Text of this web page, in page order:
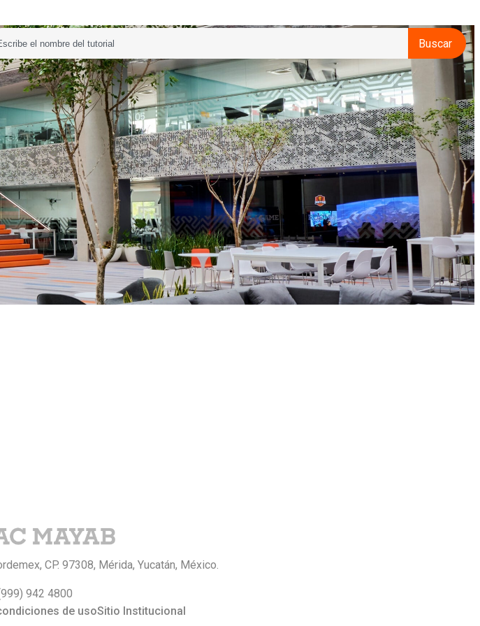
Buscar
CP. 97308, Mérida, Yucatán, México.
942 4800
de usoSitio Institucional